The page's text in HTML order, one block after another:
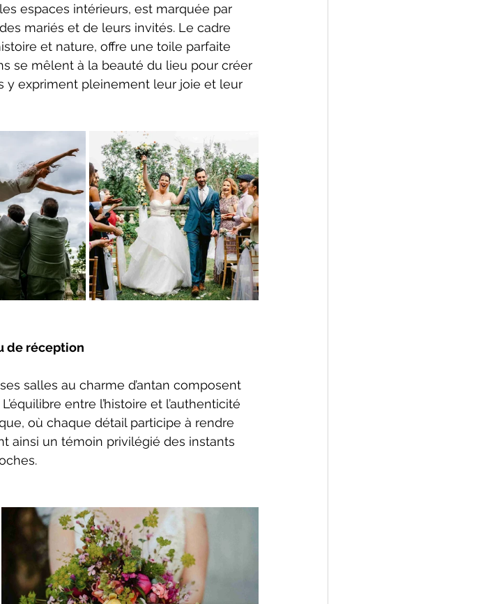
espaces intérieurs, est marquée par
mariés et de leurs invités. Le cadre
et nature, offre une toile parfaite
se mêlent à la beauté du lieu pour créer
y expriment pleinement leur joie et leur
de réception
salles au charme d’antan composent
entre l’histoire et l’authenticité
où chaque détail participe à rendre
ainsi un témoin privilégié des instants